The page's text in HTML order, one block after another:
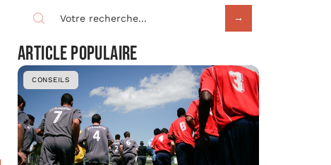
Article populaire
CONSEILS